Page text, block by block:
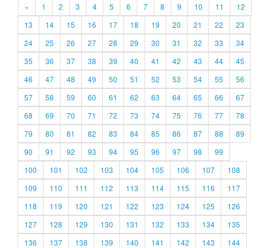
« 1 2 3 4 5 6 7 8 9 10 11
12
13
14 15 16 17 18 19 20 21 22
23
24
25 26 27 28 29 30 31 32 33
34
35
36 37 38 39 40 41 42 43 44
45
46
47 48 49 50 51 52 53 54 55
56
57
58 59 60 61 62 63 64 65 66
67
68
69 70 71 72 73 74 75 76 77
78
79
80 81 82 83 84 85 86 87 88
89
90
91 92 93 94 95 96 97 98
99
100
101 102 103 104 105 106 107
108
109
110 111 112 113 114 115 116
117
118
119 120 121 122 123 124 125
126
127
128 129 130 131 132 133 134
135
136
137 138 139 140 141 142 143
144